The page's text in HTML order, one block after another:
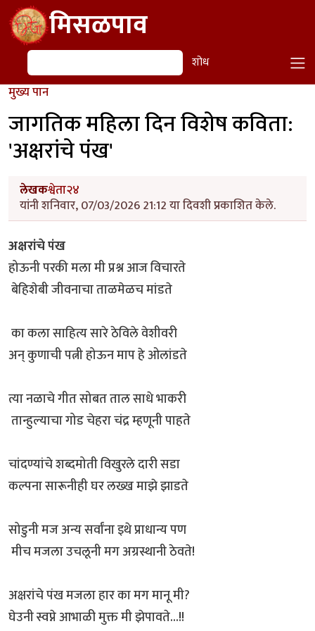
Skip to main contentमिसळपाव
शोध शोध
मुख्य पान
जागतिक महिला दिन विशेष कविता:
'अक्षरांचे पंख'
लेखकश्वेता२४
यांनी शनिवार, 07/03/2026 21:12 या दिवशी प्रकाशित केले.
अक्षरांचे पंख
होऊनी परकी मला मी प्रश्न आज विचारते
बेहिशेबी जीवनाचा ताळमेळच मांडते
का कला साहित्य सारे ठेविले वेशीवरी
अन् कुणाची पत्नी होऊन माप हे ओलांडते
त्या नळाचे गीत सोबत ताल साधे भाकरी
तान्हुल्याचा गोड चेहरा चंद्र म्हणूनी पाहते
चांदण्यांचे शब्दमोती विखुरले दारी सडा
कल्पना सारूनीही घर लख्ख माझे झाडते
सोडुनी मज अन्य सर्वांना इथे प्राधान्य पण
मीच मजला उचलूनी मग अग्रस्थानी ठेवते!
अक्षरांचे पंख मजला हार का मग मानू मी?
घेउनी स्वप्ने आभाळी मुक्त मी झेपावते...!!